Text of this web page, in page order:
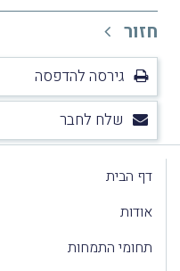
חזור
גירסה להדפסה
שלח לחבר
דף הבית
אודות
תחומי התמחות